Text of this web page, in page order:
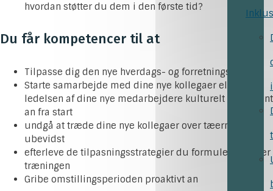
hvordan støtter du dem i den første tid?
Du får kompetencer til at
Tilpasse dig den nye hverdags- og forretningskultur
Starte samarbejde med dine nye kollegaer eller
ledelsen af dine nye medarbejdere kulturelt intelligent
an fra start
undgå at træde dine nye kollegaer over tæerne
ubevidst
efterleve de tilpasningsstrategier du formulerer under
træningen
Gribe omstillingsperioden proaktivt an